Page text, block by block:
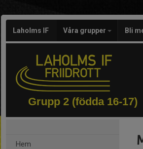
Laholms IF Våra grupper Bli
Grupp 2 (födda 16-17)
Hem